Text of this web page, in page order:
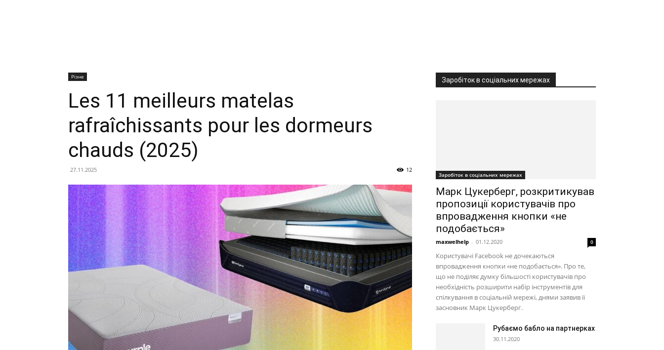
Різне
Les 11 meilleurs matelas
rafraîchissants pour les dormeurs
chauds (2025)
27.11.2025 12
Заробіток в соціальних мережах
Заробіток в соціальних мережах
Марк Цукерберг, розкритикував
пропозиції користувачів про
впровадження кнопки «не
подобається»
maxwelhelp - 01.12.2020 0
Користувачі Facebook не дочекаються
впровадження кнопки «не подобається». Про те,
що не поділяє думку більшості користувачів про
необхідність розширити набір інструментів для
спілкування в соціальній мережі, днями заявив її
засновник Марк Цукерберг.
Рубаємо бабло на партнерках
30.11.2020